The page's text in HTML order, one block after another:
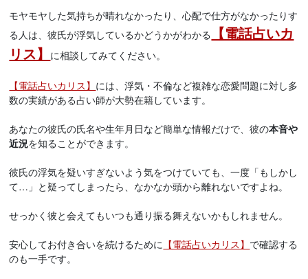
モヤモヤした気持ちが晴れなかったり、心配で仕方がなかったりす
る人は、彼氏が浮気しているかどうかがわかる
【電話占いカ
リス】 に相談してみてください。
【電話占いカリス】 には、浮気・不倫など複雑な恋愛問題に対し多
数の実績がある占い師が大勢在籍しています。
あなたの彼氏の氏名や生年月日など簡単な情報だけで、彼の本音や
近況を知ることができます。
彼氏の浮気を疑いすぎないよう気をつけていても、一度「もしかし
て…」と疑ってしまったら、なかなか頭から離れないですよね。
せっかく彼と会えてもいつも通り振る舞えないかもしれません。
安心してお付き合いを続けるために 【電話占いカリス】 で確認する
のも一手です。